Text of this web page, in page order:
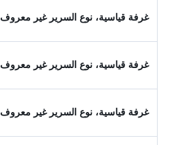
غرفة قياسية، نوع السرير غير معروف
غرفة قياسية، نوع السرير غير معروف
غرفة قياسية، نوع السرير غير معروف